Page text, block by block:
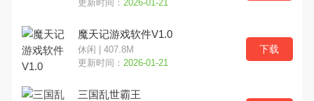
更新时间： 2026-01-21
魔天记游戏软件V1.0
休闲 | 407.8M
更新时间： 2026-01-21
下载
三国乱世霸王